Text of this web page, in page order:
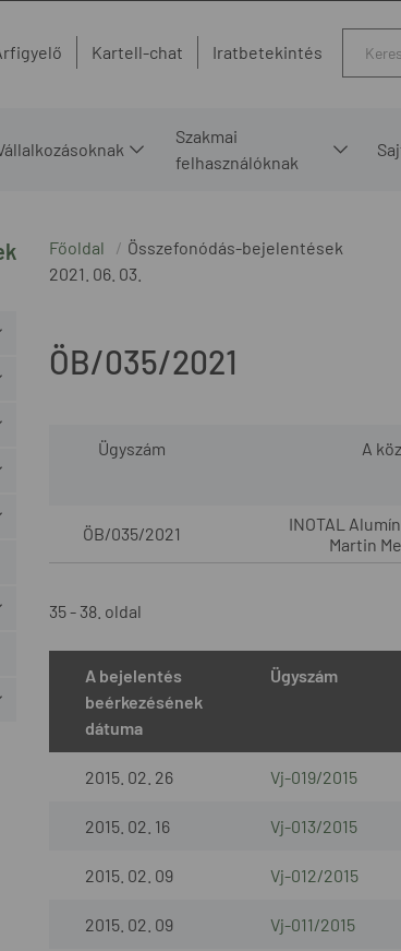
Kartell-chat Iratbetekintés
Szakmai
felhasználóknak
Főoldal
Összefonódás-bejelentések
2021. 06. 03.
ÖB/035/2021
Ügyszám A
ÖB/035/2021
INOTAL
Martin
35 - 38. oldal
A bejelentés
beérkezésének
dátuma
Ügyszám
2015. 02. 26 Vj-019/2015
2015. 02. 16 Vj-013/2015
2015. 02. 09 Vj-012/2015
2015. 02. 09 Vj-011/2015